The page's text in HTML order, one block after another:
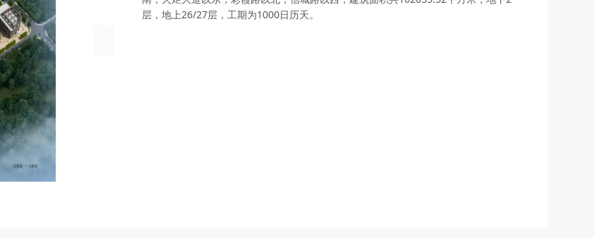
层，地上26/27层，工期为1000日历天。